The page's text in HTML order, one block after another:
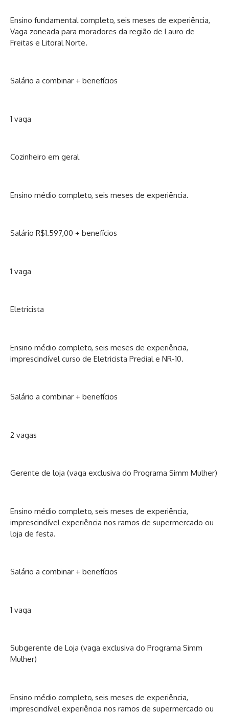
Ensino fundamental completo, seis meses de experiência,
Vaga zoneada para moradores da região de Lauro de
Freitas e Litoral Norte.
Salário a combinar + benefícios
1 vaga
Cozinheiro em geral
Ensino médio completo, seis meses de experiência.
Salário R$1.597,00 + benefícios
1 vaga
Eletricista
Ensino médio completo, seis meses de experiência,
imprescindível curso de Eletricista Predial e NR-10.
Salário a combinar + benefícios
2 vagas
Gerente de loja (vaga exclusiva do Programa Simm Mulher)
Ensino médio completo, seis meses de experiência,
imprescindível experiência nos ramos de supermercado ou
loja de festa.
Salário a combinar + benefícios
1 vaga
Subgerente de Loja (vaga exclusiva do Programa Simm
Mulher)
Ensino médio completo, seis meses de experiência,
imprescindível experiência nos ramos de supermercado ou